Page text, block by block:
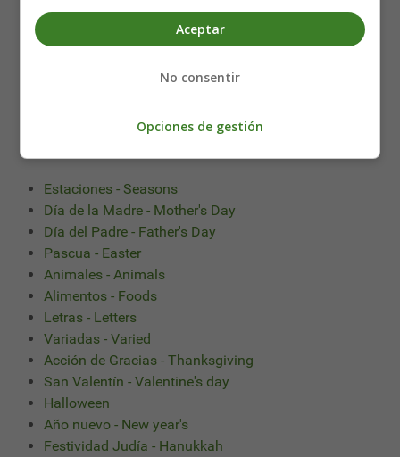
Violets are blue,
Sugar is sweet,
Estaciones - Seasons
Día de la Madre - Mother's Day
Día del Padre - Father's Day
Pascua - Easter
Animales - Animals
Alimentos - Foods
Letras - Letters
Variadas - Varied
Acción de Gracias - Thanksgiving
San Valentín - Valentine's day
Halloween
Año nuevo - New year's
Festividad Judía - Hanukkah
Aceptar
No consentir
Opciones de gestión